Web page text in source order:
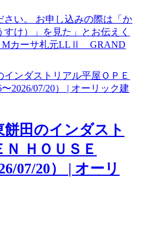
い。 お申し込みの際は「か
け）」を見た」とお伝えく
Mカーサ札元LLⅡ GRAND
田のインダスト
ＨＯＵＳＥ
07/20） | オーリ